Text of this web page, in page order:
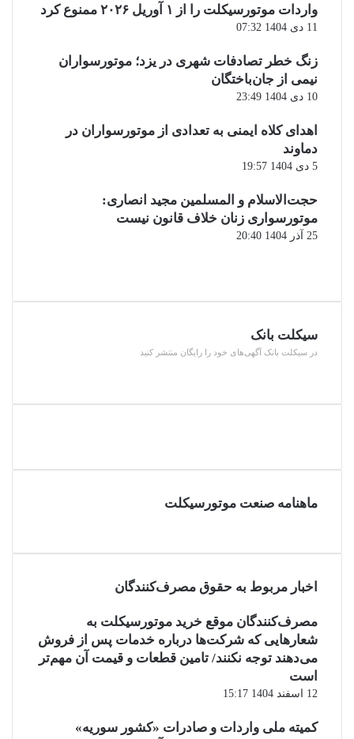
واردات موتورسیکلت را از ۱ آوریل ۲۰۲۶ ممنوع کرد
11 دی 1404 07:32
زنگ خطر تصادفات شهری در یزد؛ موتورسواران
نیمی از جان‌باختگان
10 دی 1404 23:49
اهدای کلاه ایمنی به تعدادی از موتورسواران در
دماوند
5 دی 1404 19:57
حجت‌الاسلام و المسلمین مجید انصاری:
موتورسواری زنان خلاف قانون نیست
25 آذر 1404 20:40
سیکلت بانک
در سیکلت بانک آگهی‌های خود را رایگان منتشر کنید
ماهنامه صنعت موتورسیکلت
اخبار مربوط به حقوق مصرف‌کنندگان
مصرف‌کنندگان موقع خرید موتورسیکلت به
شعارهایی که شرکت‌ها درباره خدمات پس از فروش
می‌دهند توجه نکنند/ تامین قطعات و قیمت آن مهم‌تر
است
12 اسفند 1404 15:17
کمیته ملی واردات و صادرات «کشور سوریه»